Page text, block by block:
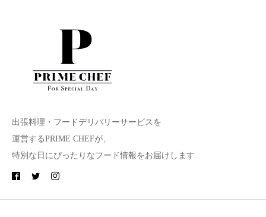
出張料理・フードデリバリーサービスを
運営するPRIME CHEFが、
特別な日にぴったりなフード情報をお届けします